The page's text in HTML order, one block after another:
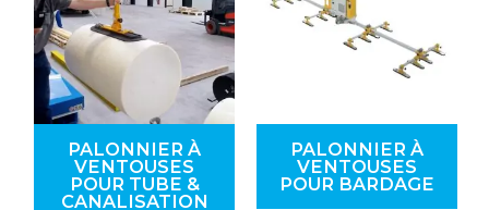
PALONNIER À
VENTOUSES
POUR TUBE &
CANALISATION
PALONNIER À
VENTOUSES
POUR BARDAGE